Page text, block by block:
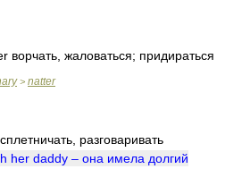
ворчать, жаловаться; придираться
> natter
разговаривать
her daddy – она имела долгий